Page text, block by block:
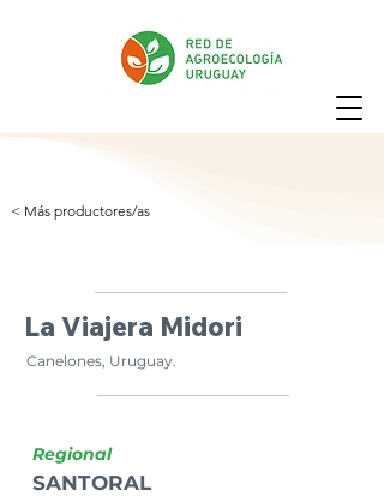
< Más productores/as
La Viajera Midori
Canelones, Uruguay.
Regional
SANTORAL